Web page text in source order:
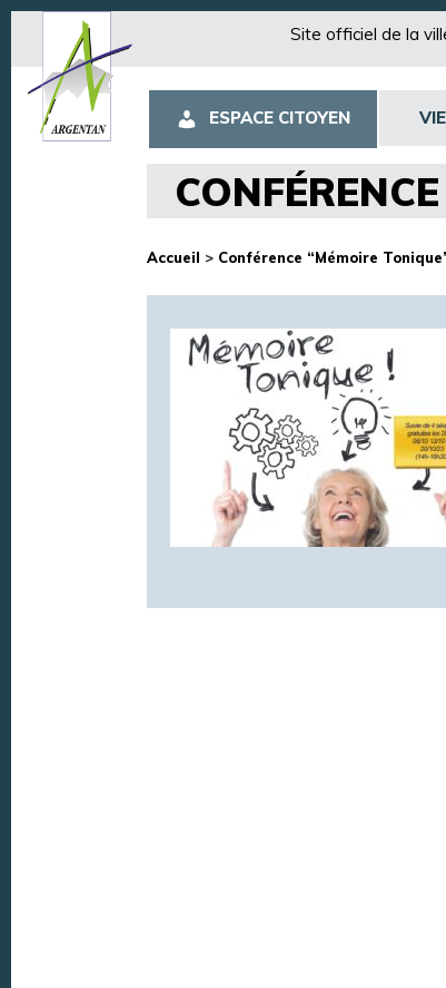
Site officiel de la
ESPACE CITOYEN
Accueil > Conférence “Mémoire